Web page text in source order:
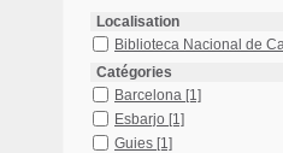
Localisation
Biblioteca Nacional de
Catégories
Barcelona [1]
Esbarjo [1]
Guies [1]